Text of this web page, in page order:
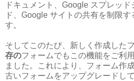
ドキュメント、Google スプレッ
ド、Google サイトの共有を制限
す。
そしてこのたび、新しく作成した
存のフォームでもこの機能をご利
ました。これにより、フォーム作
古いフォームをアップグレードし